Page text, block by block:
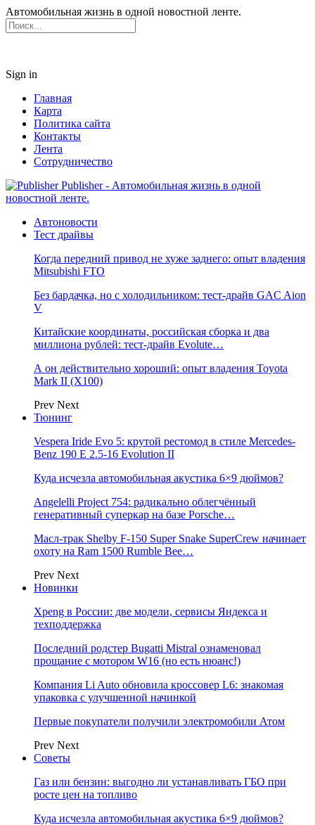
Автомобильная жизнь в одной новостной ленте.
Sign in
Главная
Карта
Политика сайта
Контакты
Лента
Сотрудничество
Publisher - Автомобильная жизнь в одной
новостной ленте.
Автоновости
Тест драйвы
Когда передний привод не хуже заднего: опыт владения
Mitsubishi FTO
Без бардачка, но с холодильником: тест-драйв GAC Aion
V
Китайские координаты, российская сборка и два
миллиона рублей: тест-драйв Evolute…
А он действительно хороший: опыт владения Toyota
Mark II (Х100)
Prev Next
Тюнинг
Vespera Iride Evo 5: крутой рестомод в стиле Mercedes-
Benz 190 E 2.5-16 Evolution II
Куда исчезла автомобильная акустика 6×9 дюймов?
Angelelli Project 754: радикально облегчённый
генеративный суперкар на базе Porsche…
Масл-трак Shelby F-150 Super Snake SuperCrew начинает
охоту на Ram 1500 Rumble Bee…
Prev Next
Новинки
Xpeng в России: две модели, сервисы Яндекса и
техподдержка
Последний родстер Bugatti Mistral ознаменовал
прощание с мотором W16 (но есть нюанс!)
Компания Li Auto обновила кроссовер L6: знакомая
упаковка с улучшенной начинкой
Первые покупатели получили электромобили Атом
Prev Next
Советы
Газ или бензин: выгодно ли устанавливать ГБО при
росте цен на топливо
Куда исчезла автомобильная акустика 6×9 дюймов?